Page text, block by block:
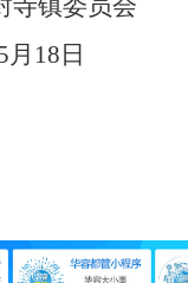
寺镇委员会
月 18 日